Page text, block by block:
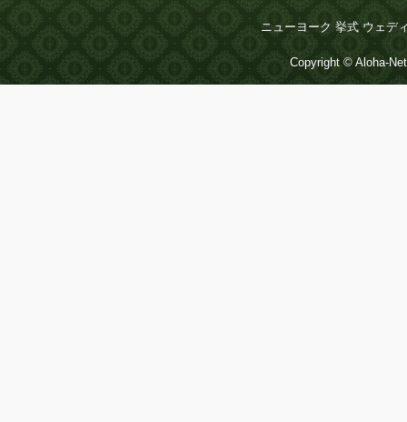
ニューヨーク 挙式 ウェデ
Copyright © Aloha-